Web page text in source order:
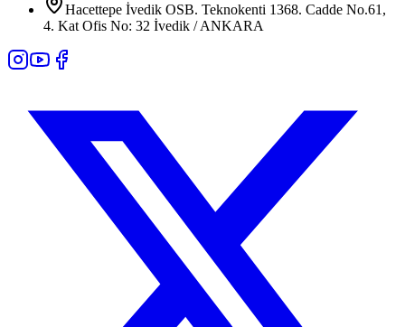
Hacettepe İvedik OSB. Teknokenti 1368. Cadde No.61,
4. Kat Ofis No: 32 İvedik / ANKARA